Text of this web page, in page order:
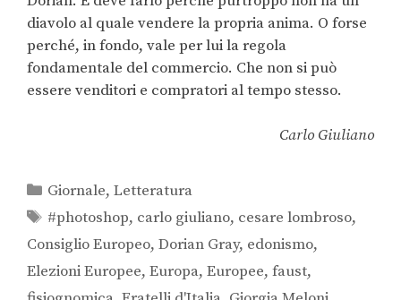
diavolo al quale vendere la propria anima. O forse
perché, in fondo, vale per lui la regola
fondamentale del commercio. Che non si può
essere venditori e compratori al tempo stesso.
Carlo Giuliano
Giornale,Letteratura
#photoshop, carlo giuliano, cesare lombroso,
Consiglio Europeo, Dorian Gray, edonismo,
Elezioni Europee, Europa, Europee, faust,